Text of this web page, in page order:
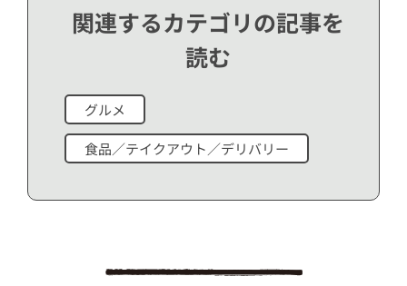
関連するカテゴリの記事を
読む
グルメ
食品／テイクアウト／デリバリー